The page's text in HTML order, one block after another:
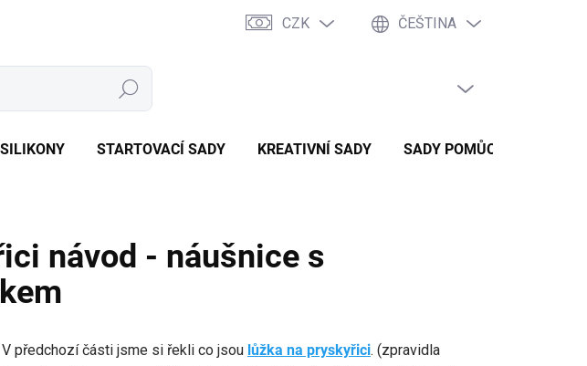
CZK ČEŠTINA
Hledat
SILIKONY STARTOVACÍ SADY KREATIVNÍ SADY SADY POMŮCEK
návod - náušnice s
V předchozí části jsme si řekli co jsou lůžka na pryskyřici. (zpravidla